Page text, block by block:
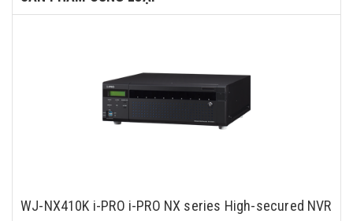
WJ-NX410K i-PRO i-PRO NX series High-secured NVR